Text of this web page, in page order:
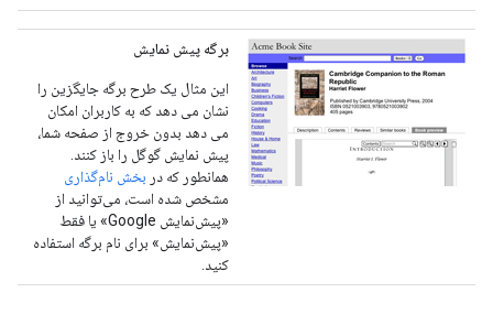
برگه پیش نمایش
این مثال یک طرح برگه جایگزین را
نشان می دهد که به کاربران امکان
می دهد بدون خروج از صفحه شما،
پیش نمایش گوگل را باز کنند.
همانطور که در بخش نام‌گذاری
مشخص شده است، می‌توانید از
«پیش‌نمایش Google» یا فقط
«پیش‌نمایش» برای نام برگه استفاده
کنید.